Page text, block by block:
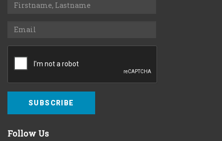
SUBSCRIBE
Follow Us